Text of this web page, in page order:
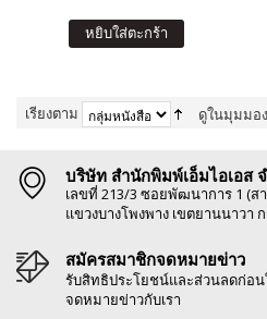
หยิบใส่ตะกร้า
เรียงตาม ดูในมุมมอ
บริษัท สำนักพิมพ์เอ็มไอเอส
เลขที่ 213/3 ซอยพัฒนาการ 1 (ส
แขวงบางโพงพาง เขตยานนาวา
สมัครสมาชิกจดหมายข่าว
รับสิทธิประโยชน์และส่วนลดก่อ
จดหมายข่าวกับเรา